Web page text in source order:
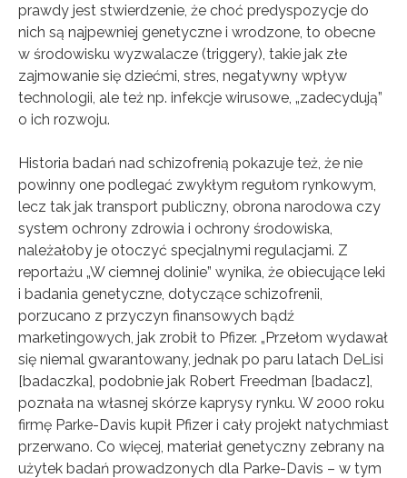
prawdy jest stwierdzenie, że choć predyspozycje do
nich są najpewniej genetyczne i wrodzone, to obecne
w środowisku wyzwalacze (triggery), takie jak złe
zajmowanie się dziećmi, stres, negatywny wpływ
technologii, ale też np. infekcje wirusowe, „zadecydują”
o ich rozwoju.
Historia badań nad schizofrenią pokazuje też, że nie
powinny one podlegać zwykłym regułom rynkowym,
lecz tak jak transport publiczny, obrona narodowa czy
system ochrony zdrowia i ochrony środowiska,
należałoby je otoczyć specjalnymi regulacjami. Z
reportażu „W ciemnej dolinie” wynika, że obiecujące leki
i badania genetyczne, dotyczące schizofrenii,
porzucano z przyczyn finansowych bądź
marketingowych, jak zrobił to Pfizer. „Przełom wydawał
się niemal gwarantowany, jednak po paru latach DeLisi
[badaczka], podobnie jak Robert Freedman [badacz],
poznała na własnej skórze kaprysy rynku. W 2000 roku
firmę Parke-Davis kupił Pfizer i cały projekt natychmiast
przerwano. Co więcej, materiał genetyczny zebrany na
użytek badań prowadzonych dla Parke-Davis – w tym